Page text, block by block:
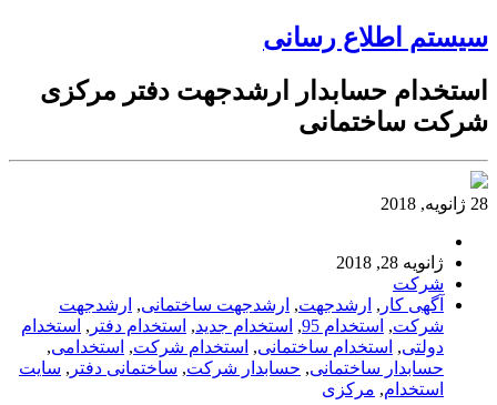
سیستم اطلاع رسانی
استخدام حسابدار ارشدجهت دفتر مرکزی
شرکت ساختمانی
28 ژانویه, 2018
ژانویه 28, 2018
شرکت
آگهی کار , ارشدجهت, ارشدجهت ساختمانی, ارشدجهت
شرکت, استخدام 95 , استخدام جدید, استخدام دفتر , استخدام
دولتی, استخدام ساختمانی, استخدام شرکت, استخدامی,
حسابدار ساختمانی, حسابدار شرکت, ساختمانی دفتر , سایت
استخدام, مرکزی